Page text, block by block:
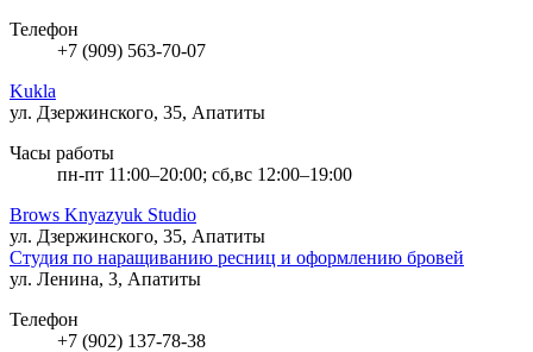
Телефон
+7 (909) 563-70-07
Kukla
ул. Дзержинского, 35, Апатиты
Часы работы
пн-пт 11:00–20:00; сб,вс 12:00–19:00
Brows Knyazyuk Studio
ул. Дзержинского, 35, Апатиты
Студия по наращиванию ресниц и оформлению бровей
ул. Ленина, 3, Апатиты
Телефон
+7 (902) 137-78-38